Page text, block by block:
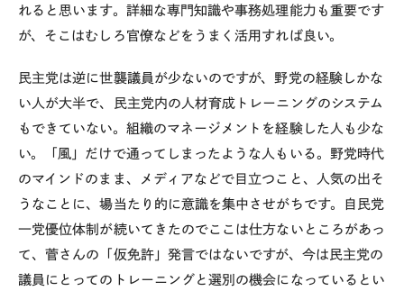
れると思います。詳細な専門知識や事務処理能力も重要です
が、そこはむしろ官僚などをうまく活用すれば良い。
民主党は逆に世襲議員が少ないのですが、野党の経験しかな
い人が大半で、民主党内の人材育成トレーニングのシステム
もできていない。組織のマネージメントを経験した人も少な
い。「風」だけで通ってしまったような人もいる。野党時代
のマインドのまま、メディアなどで目立つこと、人気の出そ
うなことに、場当たり的に意識を集中させがちです。自民党
一党優位体制が続いてきたのでここは仕方ないところがあっ
て、菅さんの「仮免許」発言ではないですが、今は民主党の
議員にとってのトレーニングと選別の機会になっているとい